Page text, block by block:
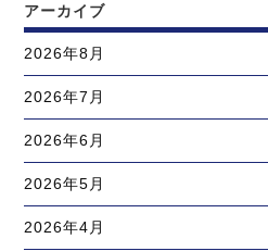
アーカイブ
2026年8月
2026年7月
2026年6月
2026年5月
2026年4月